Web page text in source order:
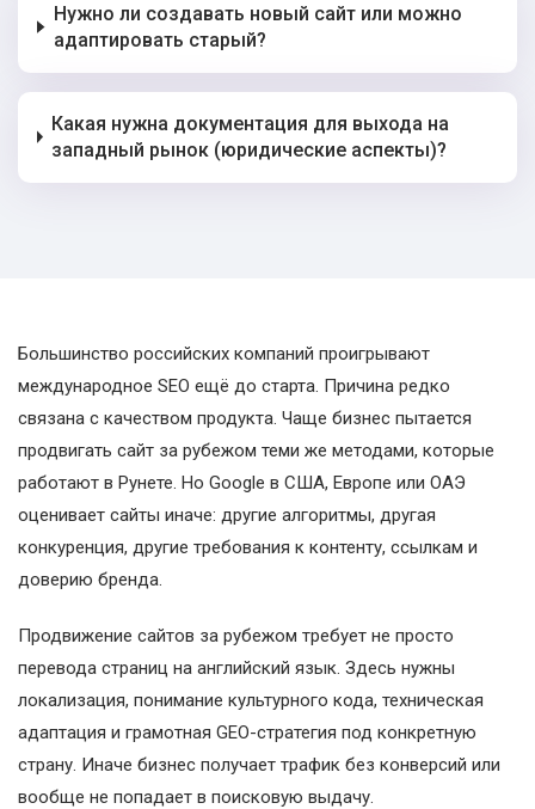
Нужно ли создавать новый сайт или можно
адаптировать старый?
Какая нужна документация для выхода на
западный рынок (юридические аспекты)?
Большинство российских компаний проигрывают
международное SEO ещё до старта. Причина редко
связана с качеством продукта. Чаще бизнес пытается
продвигать сайт за рубежом теми же методами, которые
работают в Рунете. Но Google в США, Европе или ОАЭ
оценивает сайты иначе: другие алгоритмы, другая
конкуренция, другие требования к контенту, ссылкам и
доверию бренда.
Продвижение сайтов за рубежом требует не просто
перевода страниц на английский язык. Здесь нужны
локализация, понимание культурного кода, техническая
адаптация и грамотная GEO-стратегия под конкретную
страну. Иначе бизнес получает трафик без конверсий или
вообще не попадает в поисковую выдачу.